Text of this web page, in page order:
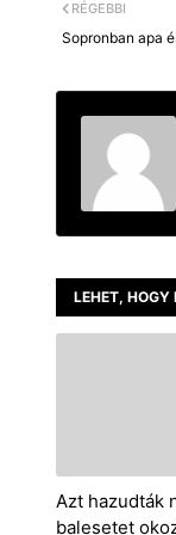
RÉGEBBI
Sopronban apa
LEHET, HOGY
Azt hazudták
balesetet